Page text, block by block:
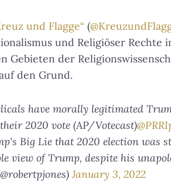
und Flagge“ (
und Religiöser Rechte
Gebieten der
den Grund.
have morally legitimated
2020 vote (AP/Votecast)
Big Lie that 2020 election was
view of Trump, despite his
January 3, 2022